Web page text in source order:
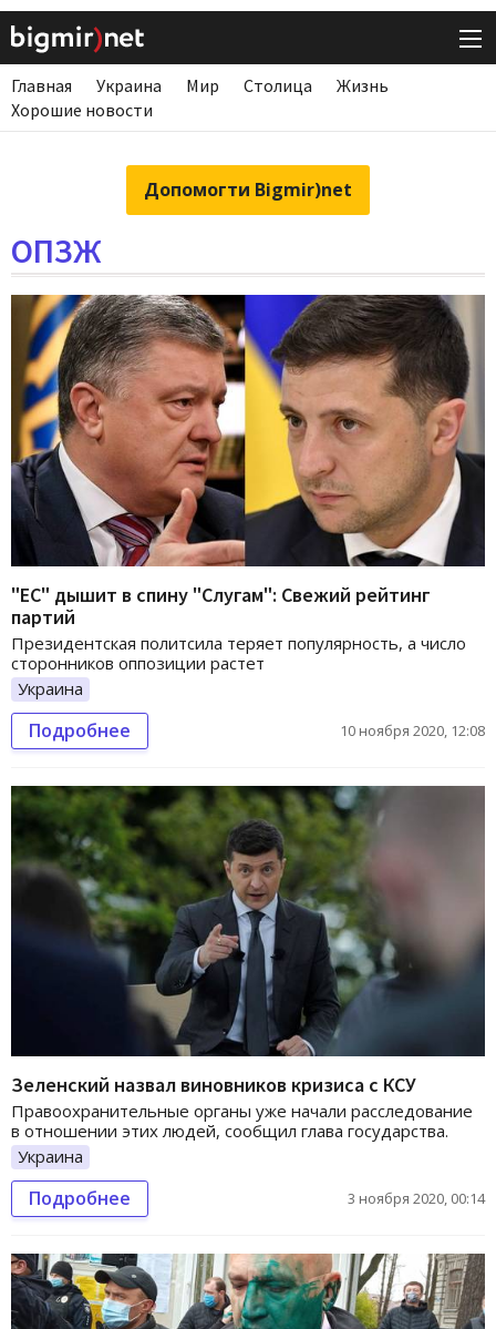
Главная Украина Мир Столица
Жизнь
Хорошие новости
Допомогти Bigmir)net
ОПЗЖ
"ЕС" дышит в спину "Слугам": Свежий рейтинг
партий
Президентская политсила теряет популярность, а число
сторонников оппозиции растет
Украина
Подробнее 10 ноября 2020, 12:08
Зеленский назвал виновников кризиса с КСУ
Правоохранительные органы уже начали расследование
в отношении этих людей, сообщил глава государства.
Украина
Подробнее 3 ноября 2020, 00:14